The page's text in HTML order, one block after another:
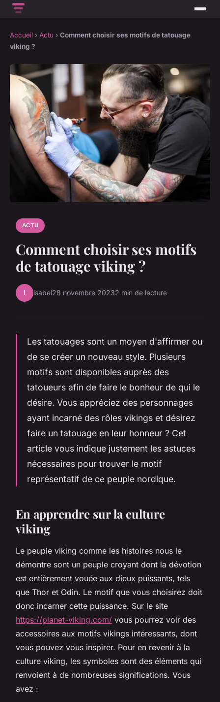
Accueil › Actu › Comment choisir ses motifs de tatouage
viking ?
ACTU
Comment choisir ses motifs
de tatouage viking ?
I isabel28 novembre 20232 min de lecture
Les tatouages sont un moyen d'affirmer ou
de se créer un nouveau style. Plusieurs
motifs sont disponibles auprès des
tatoueurs afin de faire le bonheur de qui le
désire. Vous appréciez des personnages
ayant incarné des rôles vikings et désirez
faire un tatouage en leur honneur ? Cet
article vous indique justement les astuces
nécessaires pour trouver le motif
représentatif de ce peuple nordique.
En apprendre sur la culture
viking
Le peuple viking comme les histoires nous le
démontre sont un peuple croyant dont la dévotion
est entièrement vouée aux dieux puissants, tels
que Thor et Odin. Le motif que vous choisirez doit
donc incarner cette puissance. Sur le site
https://planet-viking.com/ vous pourrez voir des
accessoires aux motifs vikings intéressants, dont
vous pouvez vous inspirer. Pour en revenir à la
culture viking, les symboles sont des éléments qui
renvoient à de nombreuses significations. Vous
avez :